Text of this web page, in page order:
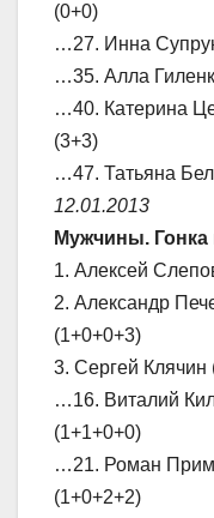
(0+0)
…27. Инна
…35. Алла
…40. Катерина
(3+3)
…47. Татьяна
12.01.2013
Мужчины. Гонка
1. Алексей
2. Александр
(1+0+0+3)
3. Сергей
…16. Виталий
(1+1+0+0)
…21. Роман
(1+0+2+2)